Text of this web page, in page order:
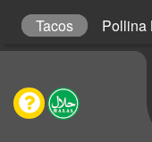
Tacos Pollina